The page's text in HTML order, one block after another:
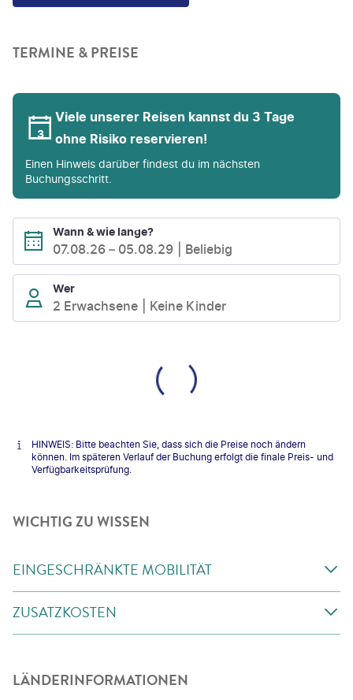
TERMINE & PREISE
Viele unserer Reisen kannst du 3 Tage
ohne Risiko reservieren!
Einen Hinweis darüber findest du im nächsten
Buchungsschritt.
Wann & wie lange?
07.08.26 – 05.08.29 Beliebig
Wer
2 Erwachsene Keine Kinder
HINWEIS: Bitte beachten Sie, dass sich die Preise noch ändern
können. Im späteren Verlauf der Buchung erfolgt die finale Preis- und
Verfügbarkeitsprüfung.
WICHTIG ZU WISSEN
EINGESCHRÄNKTE MOBILITÄT
ZUSATZKOSTEN
LÄNDERINFORMATIONEN